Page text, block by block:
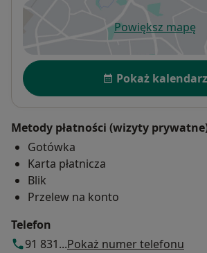
Powiększ mapę
otwiera
Dostępność
Pokaż kalendarz
Metody płatności (wizyty
Gotówka
Karta płatnicza
Blik
Przelew na konto
Telefon
91 831...Pokaż numer telefonu